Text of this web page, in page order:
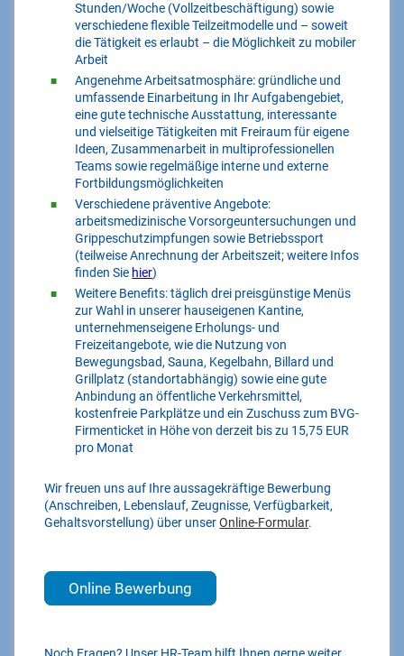
Stunden/Woche (Vollzeitbeschäftigung) sowie
verschiedene flexible Teilzeitmodelle und – soweit
die Tätigkeit es erlaubt – die Möglichkeit zu mobiler
Arbeit
Angenehme Arbeitsatmosphäre: gründliche und
umfassende Einarbeitung in Ihr Aufgabengebiet,
eine gute technische Ausstattung, interessante
und vielseitige Tätigkeiten mit Freiraum für eigene
Ideen, Zusammenarbeit in multiprofessionellen
Teams sowie regelmäßige interne und externe
Fortbildungsmöglichkeiten
Verschiedene präventive Angebote:
arbeitsmedizinische Vorsorgeuntersuchungen und
Grippeschutzimpfungen sowie Betriebssport
(teilweise Anrechnung der Arbeitszeit; weitere Infos
finden Sie hier)
Weitere Benefits: täglich drei preisgünstige Menüs
zur Wahl in unserer hauseigenen Kantine,
unternehmenseigene Erholungs- und
Freizeitangebote, wie die Nutzung von
Bewegungsbad, Sauna, Kegelbahn, Billard und
Grillplatz (standortabhängig) sowie eine gute
Anbindung an öffentliche Verkehrsmittel,
kostenfreie Parkplätze und ein Zuschuss zum BVG-
Firmenticket in Höhe von derzeit bis zu 15,75 EUR
pro Monat
Wir freuen uns auf Ihre aussagekräftige Bewerbung
(Anschreiben, Lebenslauf, Zeugnisse, Verfügbarkeit,
Gehaltsvorstellung) über unserOnline-Formular.
Online Bewerbung